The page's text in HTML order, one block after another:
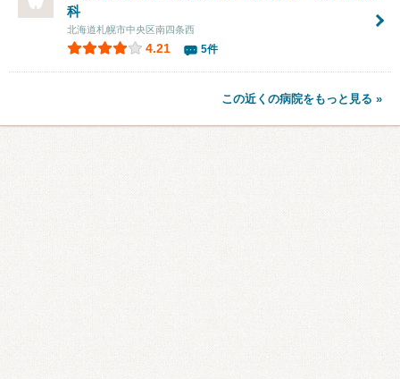
科
北海道札幌市中央区南四条西
4.21 5件
この近くの病院をもっと見る »